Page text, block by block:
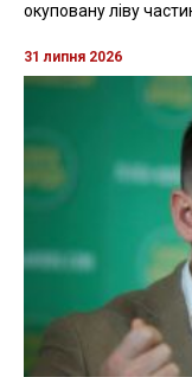
окуповану ліву
31 липня 2026